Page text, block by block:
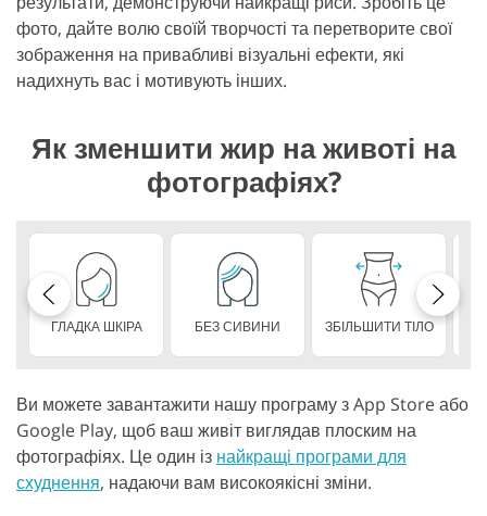
фото, дайте волю своїй творчості та перетворите свої
зображення на привабливі візуальні ефекти, які
надихнуть вас і мотивують інших.
Як зменшити жир на животі на
фотографіях?
ГЛАДКА ШКІРА БЕЗ СИВИНИ ЗБІЛЬШИТИ ТІЛО
Ви можете завантажити нашу програму з App Store або
Google Play, щоб ваш живіт виглядав плоским на
фотографіях. Це один із найкращі програми для
схуднення, надаючи вам високоякісні зміни.